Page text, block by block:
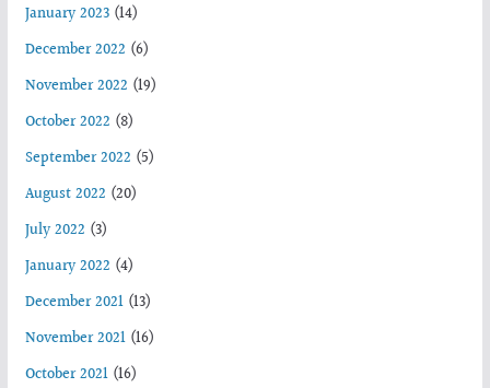
January 2023(14)
December 2022 (6)
November 2022 (19)
October 2022 (8)
September 2022 (5)
August 2022 (20)
July 2022 (3)
January 2022 (4)
December 2021(13)
November 2021(16)
October 2021(16)